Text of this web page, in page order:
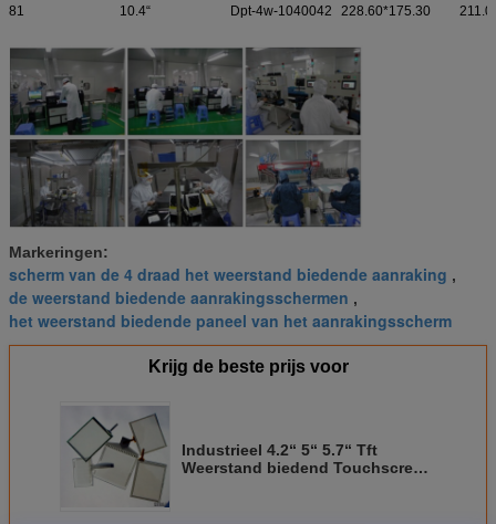
81 10.4“ Dpt-4w-1040042 228.60*175.30
Markeringen:
scherm van de 4 draad het weerstand biedende aanraking ,
de weerstand biedende aanrakingsschermen ,
het weerstand biedende paneel van het aanrakingsscherm
Krijg de beste prijs voor
Industrieel 4.2“ 5“ 5.7“ Tft
Weerstand biedend Touchscreen